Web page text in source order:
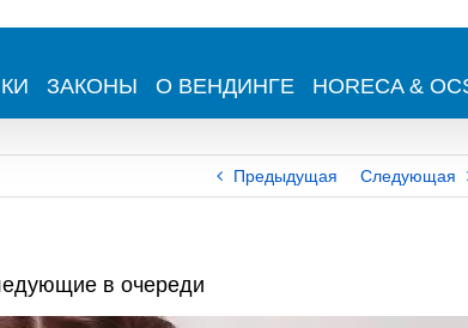
ЗАКОНЫ О ВЕНДИНГЕ HORECA &
Предыдущая Следующая
в очереди